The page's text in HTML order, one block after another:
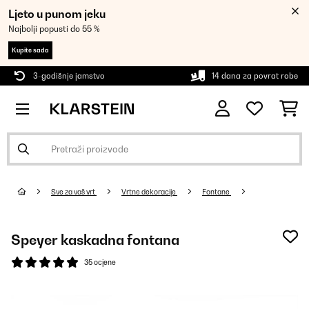
Ljeto u punom jeku
Najbolji popusti do 55 %
Kupite sada
3-godišnje jamstvo 14 dana za povrat robe
Sve za vaš vrt Vrtne dekoracije Fontane
Speyer kaskadna fontana
35 ocjene